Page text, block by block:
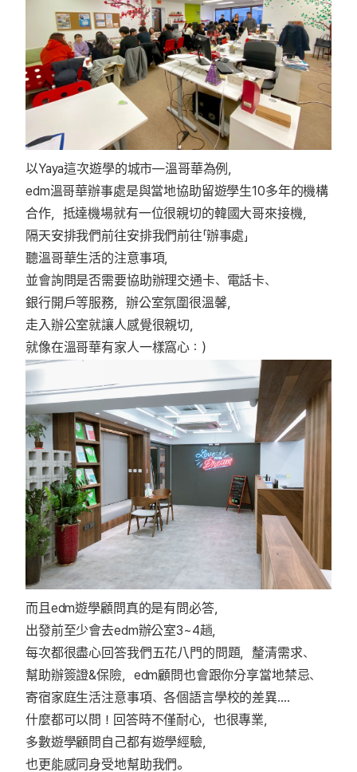
以Yaya這次遊學的城市—溫哥華為例，
edm溫哥華辦事處是與當地協助留遊學生10多年的機構
合作，抵達機場就有一位很親切的韓國大哥來接機，
隔天安排我們前往安排我們前往「辦事處」
聽溫哥華生活的注意事項，
並會詢問是否需要協助辦理交通卡、電話卡、
銀行開戶等服務，辦公室氛圍很溫馨，
走入辦公室就讓人感覺很親切，
就像在溫哥華有家人一樣窩心：）
而且edm遊學顧問真的是有問必答，
出發前至少會去edm辦公室3~4趟，
每次都很盡心回答我們五花八門的問題，釐清需求、
幫助辦簽證&保險，edm顧問也會跟你分享當地禁忌、
寄宿家庭生活注意事項、各個語言學校的差異….
什麼都可以問！回答時不僅耐心，也很專業，
多數遊學顧問自己都有遊學經驗，
也更能感同身受地幫助我們。